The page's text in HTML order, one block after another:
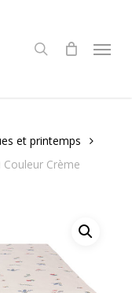
Menu
et printemps
Crème